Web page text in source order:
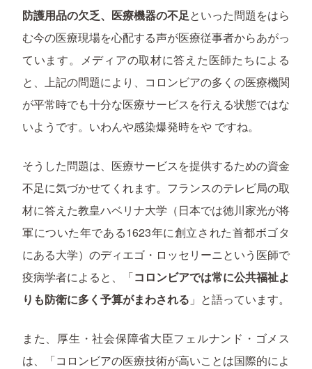
防護用品の欠乏、医療機器の不足といった問題をはら
む今の医療現場を心配する声が医療従事者からあがっ
ています。メディアの取材に答えた医師たちによる
と、上記の問題により、コロンビアの多くの医療機関
が平常時でも十分な医療サービスを行える状態ではな
いようです。いわんや感染爆発時をや ですね。
そうした問題は、医療サービスを提供するための資金
不足に気づかせてくれます。フランスのテレビ局の取
材に答えた教皇ハベリナ大学（日本では徳川家光が将
軍についた年である1623年に創立された首都ボゴタ
にある大学）のディエゴ・ロッセリーニという医師で
疫病学者によると、「コロンビアでは常に公共福祉よ
りも防衛に多く予算がまわされる 」と語っています。
また、厚生・社会保障省大臣フェルナンド・ゴメス
は、「コロンビアの医療技術が高いことは国際的によ